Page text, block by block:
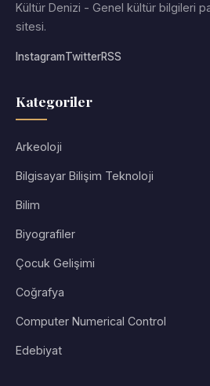
Kültür Denizi - Genel kültür bilgileri
sitesi.
InstagramTwitterRSS
Kategoriler
Arkeoloji
Bilgisayar Bilişim Teknoloji
Bilim
Biyografiler
Çocuk Gelişimi
Coğrafya
Computer Numerical Control
Edebiyat